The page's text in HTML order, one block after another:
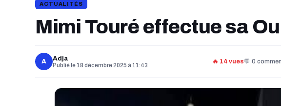
ACTUALITÉS
Mimi Touré effectue sa
A Adja
Publié le 18 décembre 2025 à 11:43
🔥 14 vues💬 0